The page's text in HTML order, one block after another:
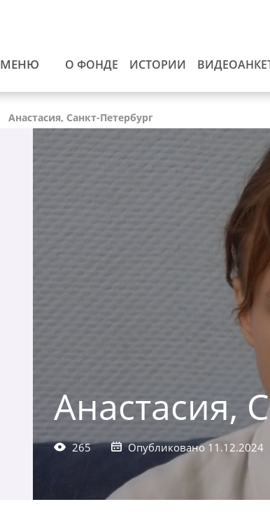
МЕНЮ О ФОНДЕ ИСТОРИИ
Анастасия, Санкт-Петербург
Анастасия,
265 Опубликовано 11.12.2024